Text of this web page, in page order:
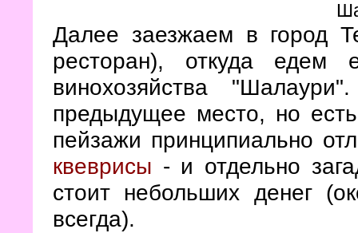
Далее заезжаем в город
ресторан), откуда
винохозяйства
предыдущее место, но
пейзажи принципиально
квеврисы - и отдельно
стоит небольших денег
всегда).